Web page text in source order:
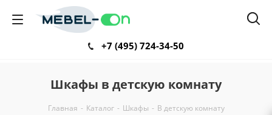
+7 (495) 724-34-50
Шкафы в детскую комнату
Главная - Каталог - Шкафы - В детскую комнату